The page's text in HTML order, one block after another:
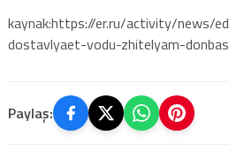
kaynak:https://er.ru/activity/news/
dostavlyaet-vodu-zhitelyam-
Paylaş: